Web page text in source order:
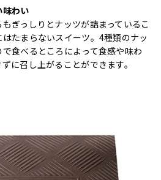
味わい
ぎっしりとナッツが詰まっているこ
たまらないスイーツ。4種類のナッ
食べるところによって食感や味わ
に召し上がることができます。